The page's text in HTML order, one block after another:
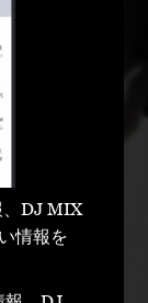
、DJ MIX
情報を